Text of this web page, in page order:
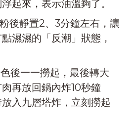
起來，表示油溫夠了。
後靜置2、3分鐘左右，讓
濕濕的「反潮」狀態，
後一一撈起，最後轉大
再放回鍋內炸10秒鐘
放入九層塔炸，立刻撈起